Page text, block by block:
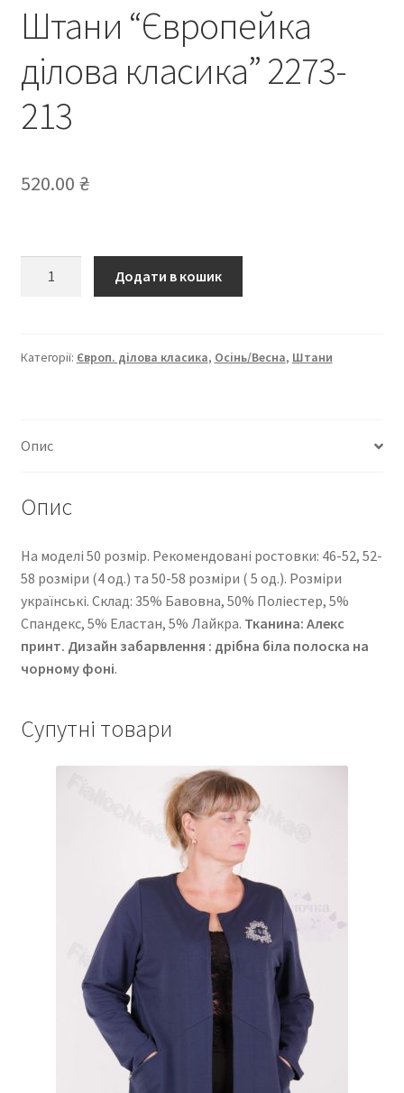
Штани “Європейка
ділова класика” 2273-
213
520.00 ₴
2273-
Додати в кошик
Категорії: Європ. ділова класика, Осінь/Весна, Штани
Опис
Опис
На моделі 50 розмір. Рекомендовані ростовки: 46-52, 52-
58 розміри (4 од.) та 50-58 розміри ( 5 од.). Розміри
українські. Cклад: 35% Бавовна, 50% Поліестер, 5%
Спандекс, 5% Еластан, 5% Лайкра. Тканина: Алекс
принт. Дизайн забарвлення : дрібна біла полоска на
чорному фоні.
Супутні товари